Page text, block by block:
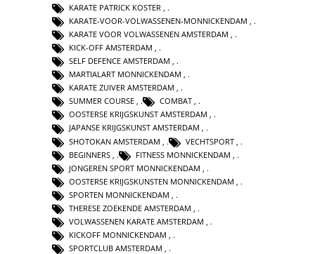
KARATE PATRICK KOSTER
KARATE-VOOR-VOLWASSENEN-MONNICKENDAM
KARATE VOOR VOLWASSENEN AMSTERDAM ,
KICK-OFF AMSTERDAM ,
SELF DEFENCE AMSTERDAM ,
MARTIALART MONNICKENDAM ,
KARATE ZUIVER AMSTERDAM ,
SUMMER COURSE , COMBAT ,
OOSTERSE KRIJGSKUNST AMSTERDAM ,
JAPANSE KRIJGSKUNST AMSTERDAM ,
SHOTOKAN AMSTERDAM
VECHTSPORT
BEGINNERS
FITNESS MONNICKENDAM
JONGEREN SPORT MONNICKENDAM
OOSTERSE KRIJGSKUNSTEN MONNICKENDAM
SPORTEN MONNICKENDAM
THERESE ZOEKENDE AMSTERDAM
VOLWASSENEN KARATE AMSTERDAM
KICKOFF MONNICKENDAM
SPORTCLUB AMSTERDAM ,